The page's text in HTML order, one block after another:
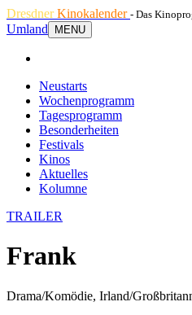
DresdnerKinokalender - Das
Umland
MENU
Neustarts
Wochenprogramm
Tagesprogramm
Besonderheiten
Festivals
Kinos
Aktuelles
Kolumne
TRAILER
Frank
Drama/Komödie, Irland/